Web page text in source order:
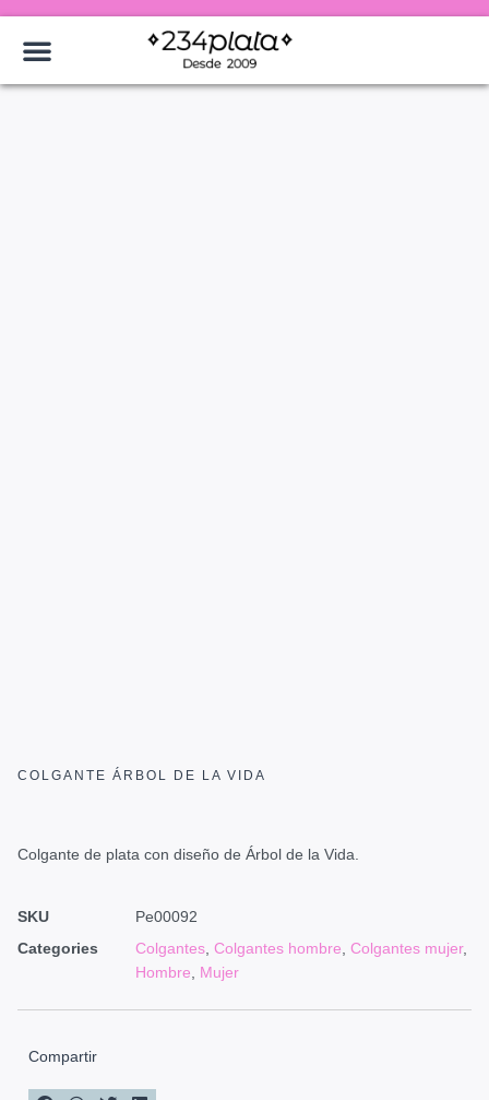
COLGANTE ÁRBOL DE LA VIDA
Colgante de plata con diseño de Árbol de la Vida.
SKU
Pe00092
Categories
Colgantes Colgantes hombre Colgantes mujer,
Hombre
Mujer
Compartir